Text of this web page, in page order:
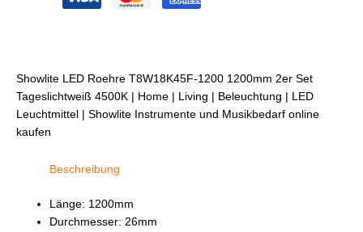
4500K)
Menge
Showlite LED Roehre T8W18K45F-1200 1200mm 2er Set
Tageslichtweiß 4500K | Home | Living | Beleuchtung | LED
Leuchtmittel | Showlite Instrumente und Musikbedarf online
kaufen
Beschreibung
Länge: 1200mm
Durchmesser: 26mm